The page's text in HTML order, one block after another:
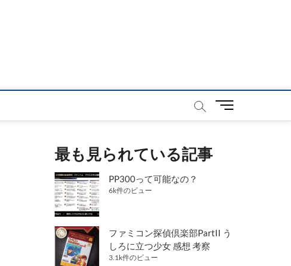
メ
最も見られている記事
PP300って可能なの？
6k件のビュー
ファミコン探偵倶楽部PartII う
しろに立つ少女 感想 考察
3.1k件のビュー